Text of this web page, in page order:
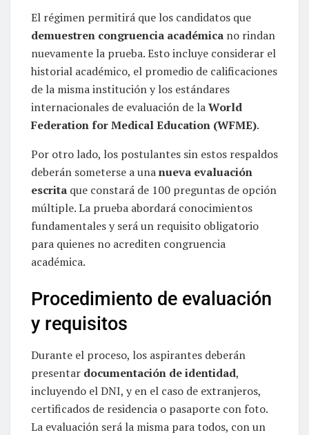
El régimen permitirá que los candidatos que
demuestren congruencia académica no rindan
nuevamente la prueba. Esto incluye considerar el
historial académico, el promedio de calificaciones
de la misma institución y los estándares
internacionales de evaluación de laWorld
Federation for Medical Education (WFME).
Por otro lado, los postulantes sin estos respaldos
deberán someterse a unanueva evaluación
escrita que constará de 100 preguntas de opción
múltiple. La prueba abordará conocimientos
fundamentales y será un requisito obligatorio
para quienes no acrediten congruencia
académica.
Procedimiento de evaluación
y requisitos
Durante el proceso, los aspirantes deberán
presentar documentación de identidad,
incluyendo el DNI, y en el caso de extranjeros,
certificados de residencia o pasaporte con foto.
La evaluación será la misma para todos, con un